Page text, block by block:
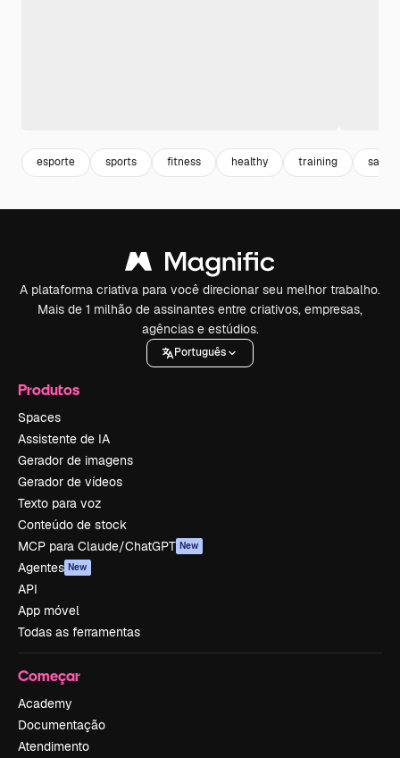
esporte sports fitness healthy training
A plataforma criativa para você direcionar seu melhor trabalho.
Mais de 1 milhão de assinantes entre criativos, empresas,
agências e estúdios.
Português
Produtos
Spaces
Assistente de IA
Gerador de imagens
Gerador de vídeos
Texto para voz
Conteúdo de stock
MCP para Claude/ChatGPT New
Agentes New
API
App móvel
Todas as ferramentas
Começar
Academy
Documentação
Atendimento